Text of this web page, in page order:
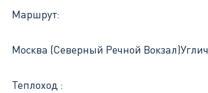
Маршрут:
Москва (Северный Речной Вокзал)Углич
Теплоход :